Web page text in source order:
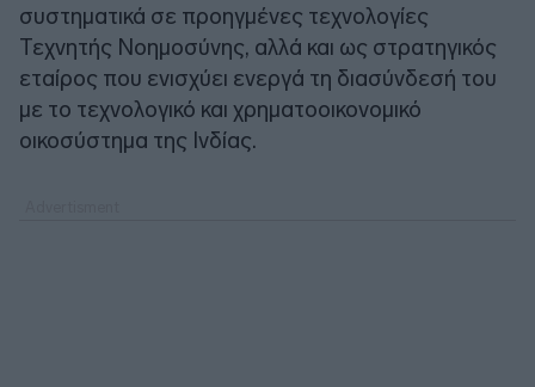
συστηματικά σε προηγμένες τεχνολογίες
Τεχνητής Νοημοσύνης, αλλά και ως στρατηγικός
εταίρος που ενισχύει ενεργά τη διασύνδεσή του
με το τεχνολογικό και χρηματοοικονομικό
οικοσύστημα της Ινδίας.